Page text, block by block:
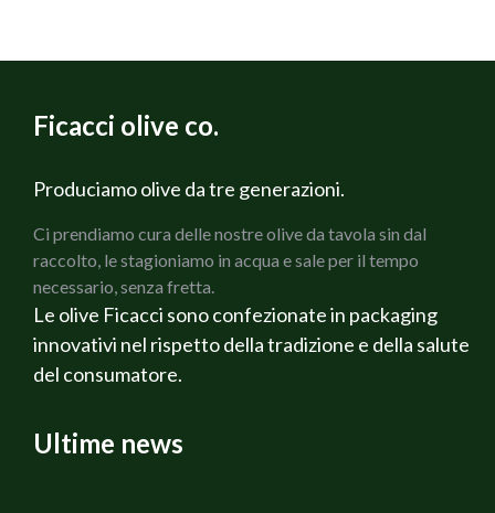
Ficacci olive co.
Produciamo olive da tre generazioni.
Ci prendiamo cura delle nostre olive da tavola sin dal
raccolto, le stagioniamo in acqua e sale per il tempo
necessario, senza fretta.
Le olive Ficacci sono confezionate in packaging
innovativi nel rispetto della tradizione e della salute
del consumatore.
Ultime news